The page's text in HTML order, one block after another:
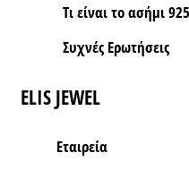
Τι είναι το ασήμι 925
Συχνές Ερωτήσεις
ELIS JEWEL
Εταιρεία